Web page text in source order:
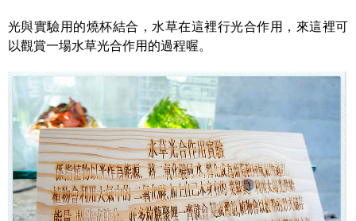
光與實驗用的燒杯結合，水草在這裡行光合作用，來這裡可
以觀賞一場水草光合作用的過程喔。